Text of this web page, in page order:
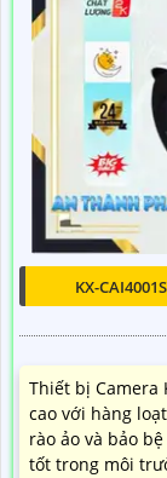
KX-
Thiết bị Camera
cao với hàng
rào ảo và bảo
tốt trong môi